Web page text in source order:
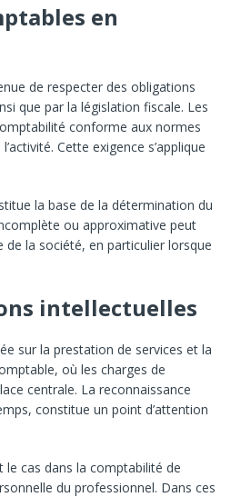
en
de respecter des obligations
que par la législation fiscale. Les
conforme aux normes
Cette exigence s’applique
la base de la détermination du
ou approximative peut
la société, en particulier lorsque
intellectuelles
sur la prestation de services et la
où les charges de
centrale. La reconnaissance
constitue un point d’attention
cas dans la comptabilité de
du professionnel. Dans ces